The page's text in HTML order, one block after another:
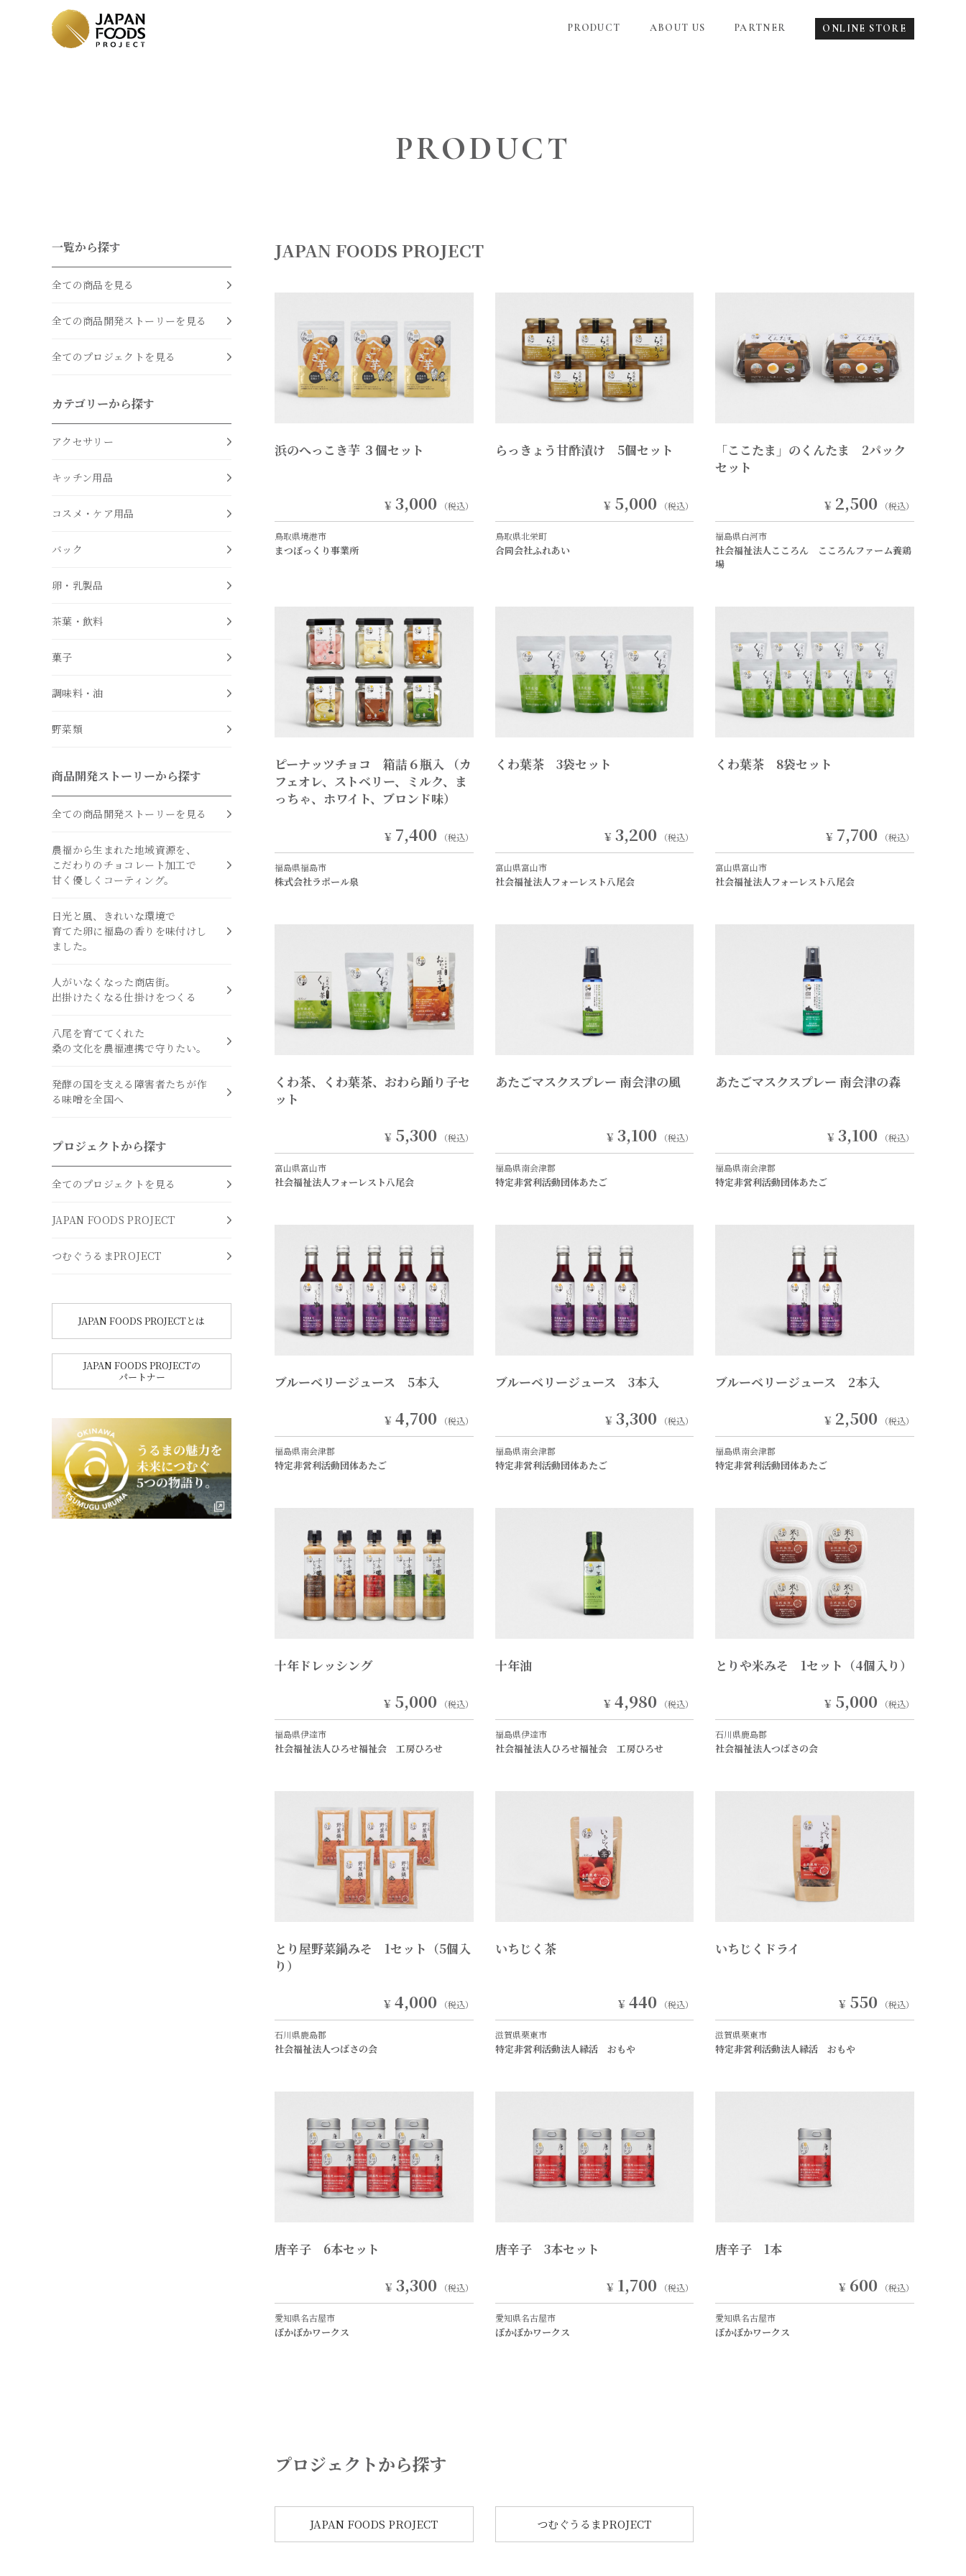
PRODUCT ABOUT US PARTNER ONLINE STORE
PRODUCT
一覧から探す
全ての商品を見る
全ての商品開発ストーリーを見る
全てのプロジェクトを見る
カテゴリーから探す
アクセサリー
キッチン用品
コスメ・ケア用品
バック
卵・乳製品
茶葉・飲料
菓子
調味料・油
野菜類
商品開発ストーリーから探す
全ての商品開発ストーリーを見る
農福から生まれた地域資源を、
こだわりのチョコレート加工で
甘く優しくコーティング。
日光と風、きれいな環境で
育てた卵に福島の香りを味付けし
ました。
人がいなくなった商店街。
出掛けたくなる仕掛けをつくる
八尾を育ててくれた
桑の文化を農福連携で守りたい。
発酵の国を支える障害者たちが作
る味噌を全国へ
プロジェクトから探す
全てのプロジェクトを見る
JAPAN FOODS PROJECT
つむぐうるまPROJECT
JAPAN FOODS PROJECTとは
JAPAN FOODS PROJECTの
パートナー
JAPAN FOODS PROJECT
浜のへっこき芋 ３個セット
￥ 3,000 （税込）
鳥取県境港市
まつぼっくり事業所
らっきょう甘酢漬け 5個セット
￥ 5,000 （税込）
鳥取県北栄町
合同会社ふれあい
「ここたま」のくんたま 2パック
セット
￥ 2,500 （税込）
福島県白河市
社会福祉法人こころん こころんファーム養鶏
場
ピーナッツチョコ 箱詰６瓶入 （カ
フェオレ、ストベリー、ミルク、ま
っちゃ、ホワイト、ブロンド味）
￥ 7,400 （税込）
福島県福島市
株式会社ラポール泉
くわ葉茶 3袋セット
￥ 3,200 （税込）
富山県富山市
社会福祉法人フォーレスト八尾会
くわ葉茶 8袋セット
￥ 7,700 （税込）
富山県富山市
社会福祉法人フォーレスト八尾会
くわ茶、くわ葉茶、おわら踊り子セ
ット
￥ 5,300 （税込）
富山県富山市
社会福祉法人フォーレスト八尾会
あたごマスクスプレー 南会津の風
￥ 3,100 （税込）
福島県南会津郡
特定非営利活動団体あたご
あたごマスクスプレー 南会津の森
￥ 3,100 （税込）
福島県南会津郡
特定非営利活動団体あたご
ブルーベリージュース 5本入
￥ 4,700 （税込）
福島県南会津郡
特定非営利活動団体あたご
ブルーベリージュース 3本入
￥ 3,300 （税込）
福島県南会津郡
特定非営利活動団体あたご
ブルーベリージュース 2本入
￥ 2,500 （税込）
福島県南会津郡
特定非営利活動団体あたご
十年ドレッシング
￥ 5,000 （税込）
福島県伊達市
社会福祉法人ひろせ福祉会 工房ひろせ
十年油
￥ 4,980 （税込）
福島県伊達市
社会福祉法人ひろせ福祉会 工房ひろせ
とりや米みそ 1セット（4個入り）
￥ 5,000 （税込）
石川県鹿島郡
社会福祉法人つばさの会
とり屋野菜鍋みそ 1セット（5個入
り）
￥ 4,000 （税込）
石川県鹿島郡
社会福祉法人つばさの会
いちじく茶
￥ 440 （税込）
滋賀県栗東市
特定非営利活動法人縁活 おもや
いちじくドライ
￥ 550 （税込）
滋賀県栗東市
特定非営利活動法人縁活 おもや
唐辛子 6本セット
￥ 3,300 （税込）
愛知県名古屋市
ぽかぽかワークス
唐辛子 3本セット
￥ 1,700 （税込）
愛知県名古屋市
ぽかぽかワークス
唐辛子 1本
￥ 600 （税込）
愛知県名古屋市
ぽかぽかワークス
プロジェクトから探す
JAPAN FOODS PROJECT つむぐうるまPROJECT